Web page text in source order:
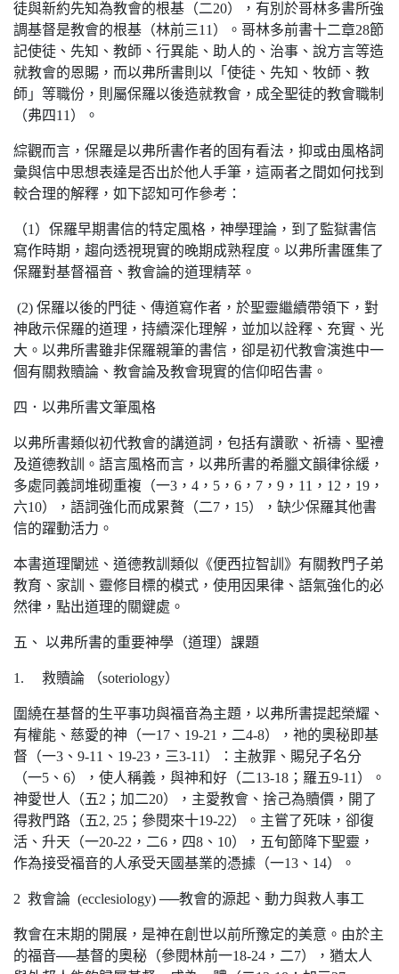
徒與新約先知為教會的根基（二20），有別於哥林多書所強
調基督是教會的根基（林前三11）。哥林多前書十二章28節
記使徒、先知、教師、行異能、助人的、治事、說方言等造
就教會的恩賜，而以弗所書則以「使徒、先知、牧師、教
師」等職份，則屬保羅以後造就教會，成全聖徒的教會職制
（弗四11）。
綜觀而言，保羅是以弗所書作者的固有看法，抑或由風格詞
彙與信中思想表達是否出於他人手筆，這兩者之間如何找到
較合理的解釋，如下認知可作參考：
（1）保羅早期書信的特定風格，神學理論，到了監獄書信
寫作時期，趨向透視現實的晚期成熟程度。以弗所書匯集了
保羅對基督福音、教會論的道理精萃。
(2) 保羅以後的門徒、傳道寫作者，於聖靈繼續帶領下，對
神啟示保羅的道理，持續深化理解，並加以詮釋、充實、光
大。以弗所書雖非保羅親筆的書信，卻是初代教會演進中一
個有關救贖論、教會論及教會現實的信仰昭告書。
四．以弗所書文筆風格
以弗所書類似初代教會的講道詞，包括有讚歌、祈禱、聖禮
及道德教訓。語言風格而言，以弗所書的希臘文韻律徐緩，
多處同義詞堆砌重複（一3，4，5，6，7，9，11，12，19，
六10），語詞強化而成累贅（二7，15），缺少保羅其他書
信的躍動活力。
本書道理闡述、道德教訓類似《便西拉智訓》有關教門子弟
教育、家訓、靈修目標的模式，使用因果律、語氣強化的必
然律，點出道理的關鍵處。
五、 以弗所書的重要神學（道理）課題
1. 救贖論 （soteriology）
圍繞在基督的生平事功與福音為主題，以弗所書提起榮耀、
有權能、慈愛的神（一17、19-21，二4-8），祂的奧秘即基
督（一3、9-11、19-23，三3-11）：主赦罪、賜兒子名分
（一5、6），使人稱義，與神和好（二13-18；羅五9-11）。
神愛世人（五2；加二20），主愛教會、捨己為贖價，開了
得救門路（五2, 25；參閱來十19-22）。主嘗了死味，卻復
活、升天（一20-22，二6，四8、10），五旬節降下聖靈，
作為接受福音的人承受天國基業的憑據（一13、14）。
2 救會論 (ecclesiology) ──教會的源起、動力與救人事工
教會在末期的開展，是神在創世以前所豫定的美意。由於主
的福音──基督的奧秘（參閱林前一18-24，二7），猶太人